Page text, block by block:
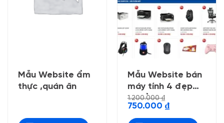
Mẫu Website ẩm
thực ,quán ăn
Mẫu Website bán
máy tính 4 đẹp
chuẩn seo
1.200.000₫
Giá
là:
750.000 ₫Giá
hiện
tại